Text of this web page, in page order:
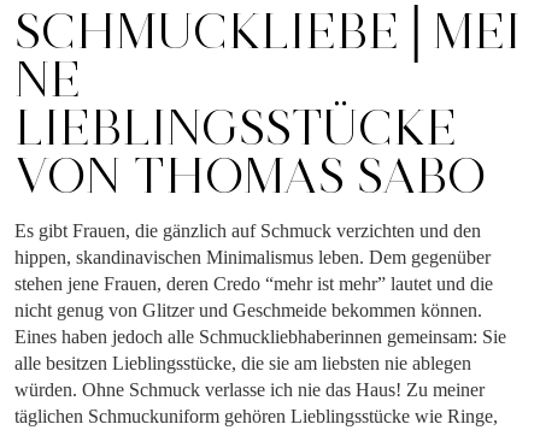
SCHMUCKLIEBE│MEI
NE
LIEBLINGSSTÜCKE
VON THOMAS SABO
Es gibt Frauen, die gänzlich auf Schmuck verzichten und den
hippen, skandinavischen Minimalismus leben. Dem gegenüber
stehen jene Frauen, deren Credo “mehr ist mehr” lautet und die
nicht genug von Glitzer und Geschmeide bekommen können.
Eines haben jedoch alle Schmuckliebhaberinnen gemeinsam: Sie
alle besitzen Lieblingsstücke, die sie am liebsten nie ablegen
würden. Ohne Schmuck verlasse ich nie das Haus! Zu meiner
täglichen Schmuckuniform gehören Lieblingsstücke wie Ringe,